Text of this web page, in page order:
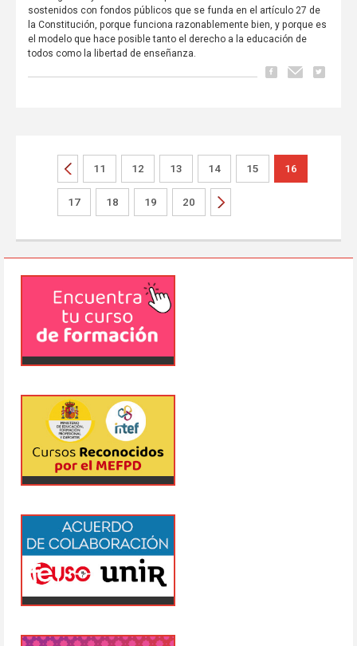
sostenidos con fondos públicos que se funda en el artículo 27 de
la Constitución, porque funciona razonablemente bien, y porque es
el modelo que hace posible tanto el derecho a la educación de
todos como la libertad de enseñanza.
11 12 13 14 15 16
17 18 19 20